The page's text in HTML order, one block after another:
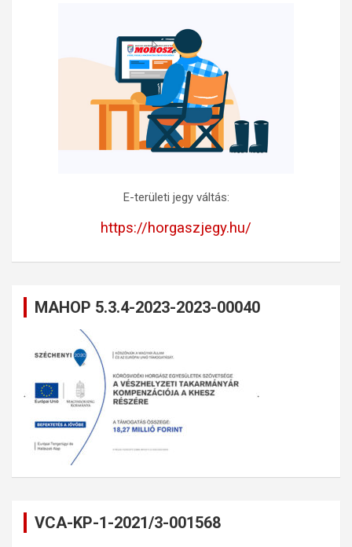
E-területi jegy váltás:
https://horgaszjegy.hu/
MAHOP 5.3.4-2023-2023-00040
VCA-KP-1-2021/3-001568